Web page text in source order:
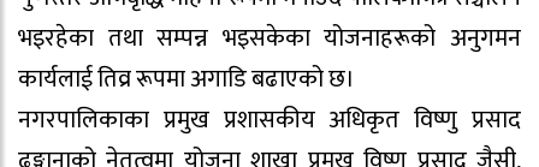
भइरहेका तथा सम्पन्न भइसकेका योजनाहरूको अनुगमन
कार्यलाई तिव्र रूपमा अगाडि बढाएको छ।
नगरपालिकाका प्रमुख प्रशासकीय अधिकृत विष्णु प्रसाद